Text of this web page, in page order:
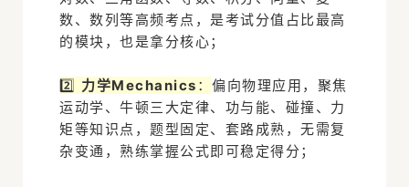
数、数列等高频考点，是考试分值占比最高
的模块，也是拿分核心；
2️⃣ 力学Mechanics ： 偏向物理应用，聚焦
运动学、牛顿三大定律、功与能、碰撞、力
矩等知识点，题型固定、套路成熟，无需复
杂变通，熟练掌握公式即可稳定得分；